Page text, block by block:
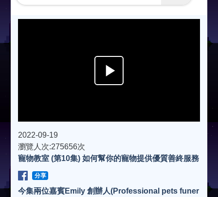
y
2022-09-19
瀏覽人次:275656次
寵物教室 (第10集) 如何幫你的寵物提供優質善終服務
分享
今集兩位嘉賓Emily 創辦人(Professional pets funer